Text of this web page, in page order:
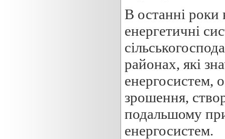
В останні роки
енергетичні
районах, які
енергосистем,
зрошення,
подальшому
енергосистем.